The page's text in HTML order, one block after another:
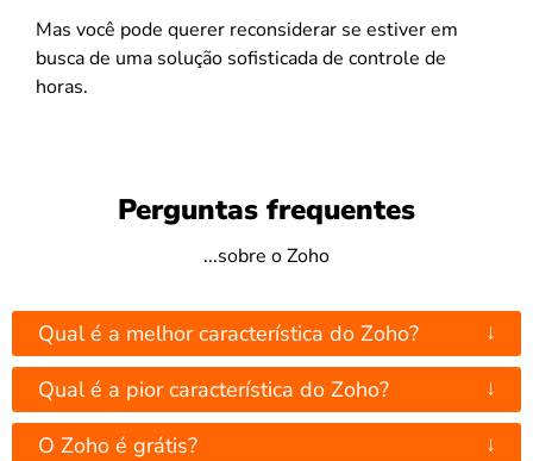
Mas você pode querer reconsiderar se estiver em
busca de uma solução sofisticada de controle de
horas.
Perguntas frequentes
...sobre o Zoho
Qual é a melhor característica do Zoho? ↓
Qual é a pior característica do Zoho? ↓
O Zoho é grátis? ↓